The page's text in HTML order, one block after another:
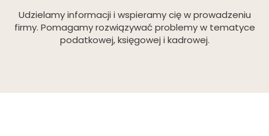
Udzielamy informacji i wspieramy cię w prowadzeniu
firmy. Pomagamy rozwiązywać problemy w tematyce
podatkowej, księgowej i kadrowej.